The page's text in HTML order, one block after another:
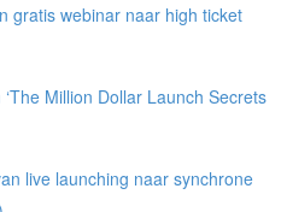
gratis webinar naar high ticket
Million Dollar Launch Secrets
live launching naar synchrone